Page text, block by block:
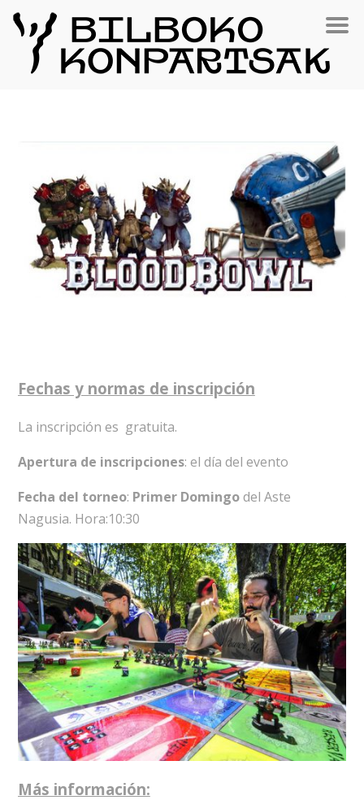
Fechas y normas de inscripción
La inscripción es gratuita.
Apertura de inscripciones: el día del evento
Fecha del torneo: Primer Domingodel Aste
Nagusia. Hora:10:30
Más información: